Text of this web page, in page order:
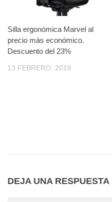
Silla ergonómica Marvel al
precio más económico.
Descuento del 23%
13 FEBRERO, 2019
DEJA UNA RESPUESTA